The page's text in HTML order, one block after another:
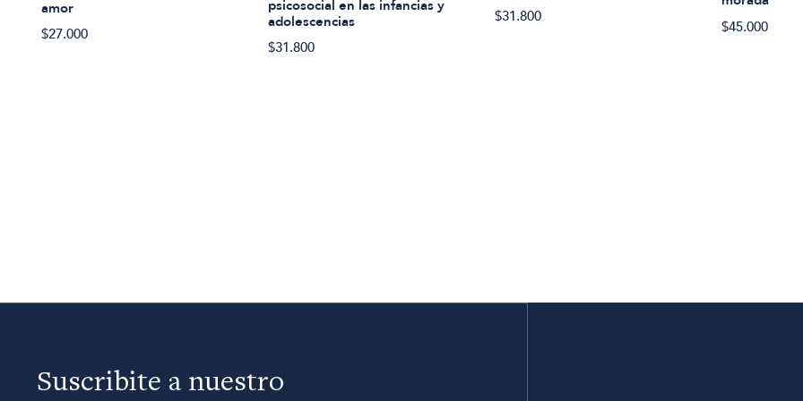
amor
$27.000
psicosocial en las infancias y
adolescencias
$31.800
$31.800
$45.000
Suscribite a nuestro